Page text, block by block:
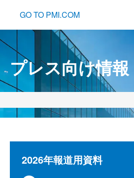
GO TO PMI.COM
プレス向け情報
2026年報道用資料